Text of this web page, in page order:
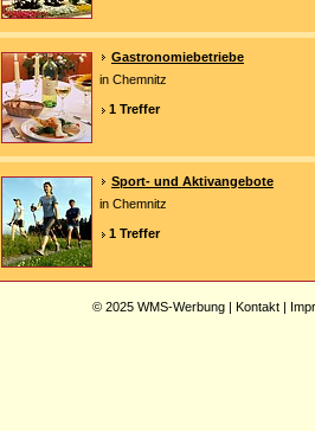
Gastronomiebetriebe
in Chemnitz
1 Treffer
Sport- und Aktivangebote
in Chemnitz
1 Treffer
© 2025 WMS-Werbung | Kontakt |